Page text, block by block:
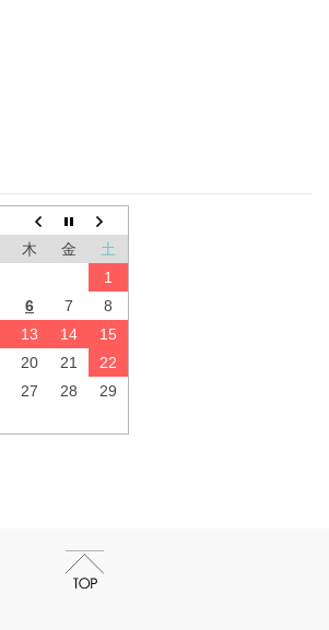
木 金
土
1
6 7
8
13 14
15
20 21
22
27 28
29